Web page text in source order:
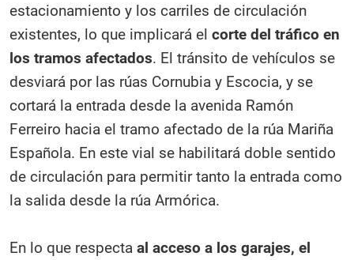
estacionamiento y los carriles de circulación
existentes, lo que implicará el corte del tráfico en
los tramos afectados. El tránsito de vehículos se
desviará por las rúas Cornubia y Escocia, y se
cortará la entrada desde la avenida Ramón
Ferreiro hacia el tramo afectado de la rúa Mariña
Española. En este vial se habilitará doble sentido
de circulación para permitir tanto la entrada como
la salida desde la rúa Armórica.
En lo que respecta al acceso a los garajes, el